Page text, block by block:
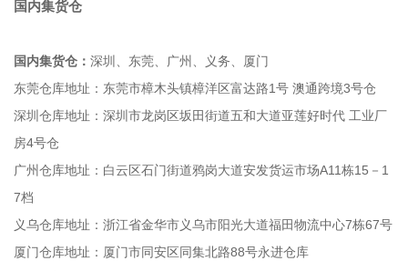
国内集货仓
国内集货仓： 深圳、东莞、广州、义务、厦门
东莞仓库地址：东莞市樟木头镇樟洋区富达路1号 澳通跨境3号仓
深圳仓库地址：深圳市龙岗区坂田街道五和大道亚莲好时代 工业厂
房4号仓
广州仓库地址：白云区石门街道鸦岗大道安发货运市场A11栋15－1
7档
义乌仓库地址：浙江省金华市义乌市阳光大道福田物流中心7栋67号
厦门仓库地址：厦门市同安区同集北路88号永进仓库